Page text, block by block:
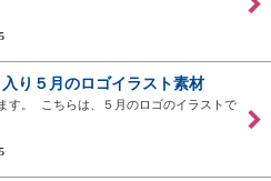
り５月のロゴイラスト素材
す。 こちらは、５月のロゴのイラストで